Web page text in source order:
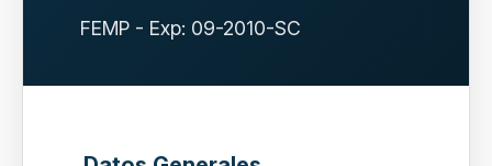
FEMP - Exp: 09-2010-SC